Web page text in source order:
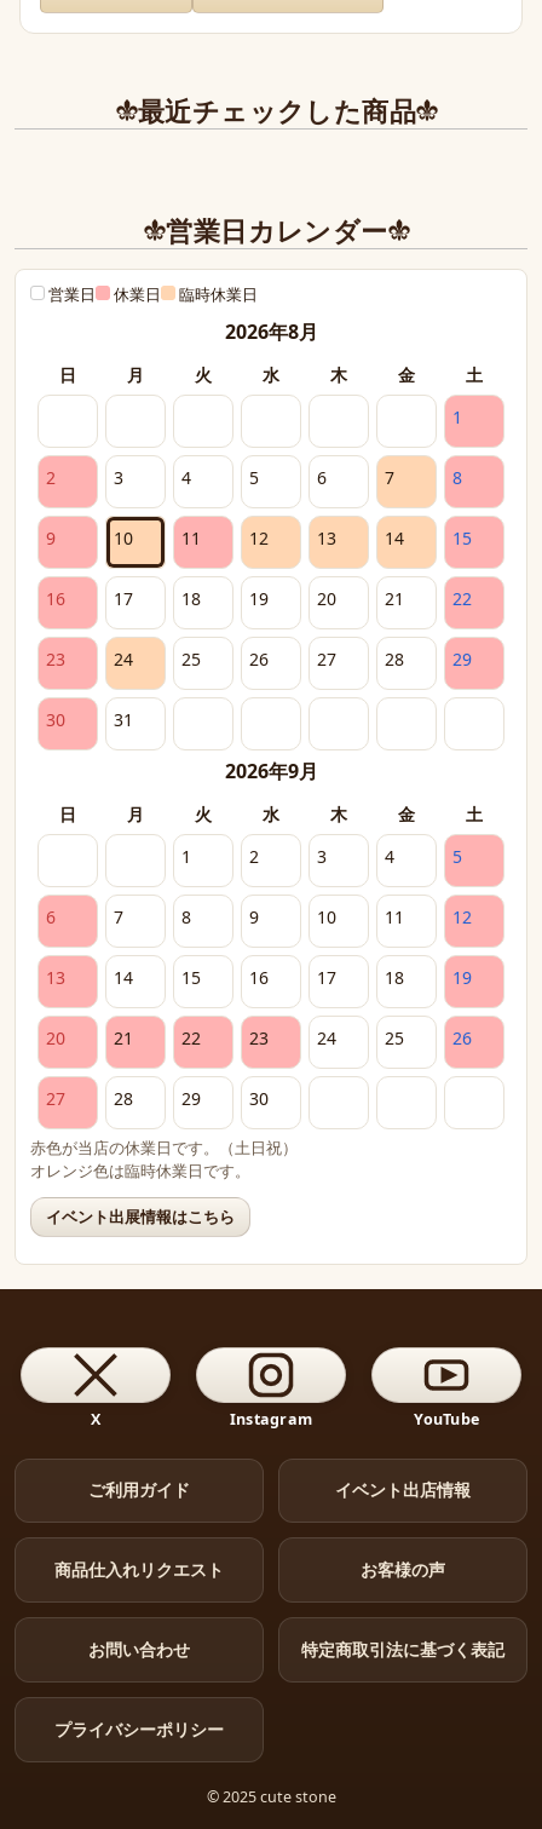
ありがとうございました。
最近チェックした商品
営業日カレンダー
営業日 休業日 臨時休業日
2026年8月
日 月 火 水 木 金
土
1
2 3 4 5 6 7 8
9 10 11 12 13 14 15
16 17 18 19 20 21 22
23 24 25 26 27 28 29
30 31
2026年9月
日 月 火 水 木 金
土
1
2 3 4 5
6 7 8 9 10 11 12
13 14 15 16 17 18 19
20 21 22 23 24 25 26
27 28 29 30
赤色が当店の休業日です。（土日祝）
オレンジ色は臨時休業日です。
イベント出展情報はこちら
X Instagram YouTube
ご利用ガイド イベント出店情報
商品仕入れリクエスト お客様の声
お問い合わせ 特定商取引法に基づく表記
プライバシーポリシー
© 2025 cute stone